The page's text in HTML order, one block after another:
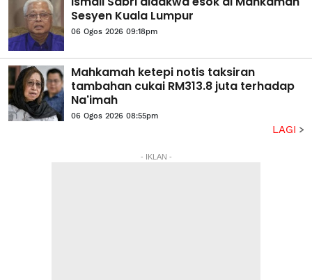
Sesyen Kuala Lumpur
06 Ogos 2026 09:18pm
Mahkamah ketepi notis taksiran
tambahan cukai RM313.8 juta terhadap
Na'imah
06 Ogos 2026 08:55pm
LAGI
- IKLAN -